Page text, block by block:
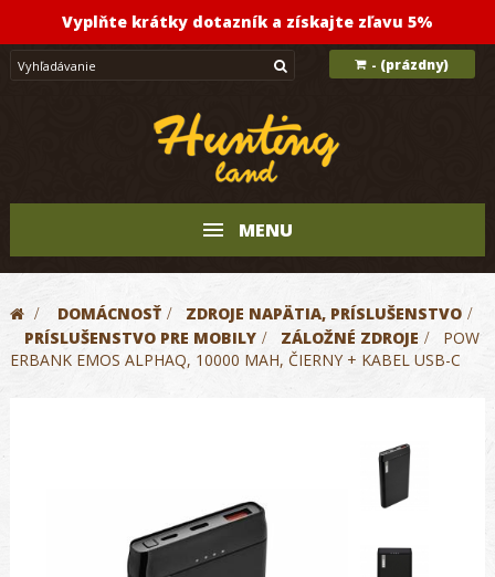
Vyplňte krátky dotazník a získajte zľavu 5%
- (prázdny)
MENU
> DOMÁCNOSŤ >
ZDROJE NAPÄTIA, PRÍSLUŠENSTVO
PRÍSLUŠENSTVO PRE MOBILY > ZÁLOŽNÉ ZDROJE >
POW
ERBANK EMOS ALPHAQ, 10000 MAH, ČIERNY + KABEL USB-C